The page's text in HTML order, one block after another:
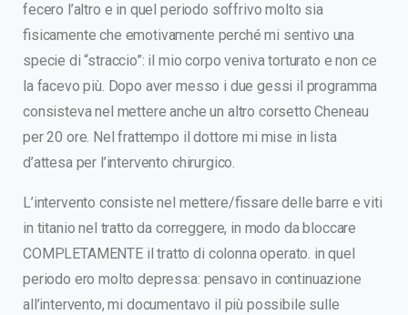
fecero l’altro e in quel periodo soffrivo molto sia
fisicamente che emotivamente perché mi sentivo una
specie di “straccio”: il mio corpo veniva torturato e non ce
la facevo più. Dopo aver messo i due gessi il programma
consisteva nel mettere anche un altro corsetto Cheneau
per 20 ore. Nel frattempo il dottore mi mise in lista
d’attesa per l’intervento chirurgico.
L’intervento consiste nel mettere/fissare delle barre e viti
in titanio nel tratto da correggere, in modo da bloccare
COMPLETAMENTE il tratto di colonna operato. in quel
periodo ero molto depressa: pensavo in continuazione
all’intervento, mi documentavo il più possibile sulle